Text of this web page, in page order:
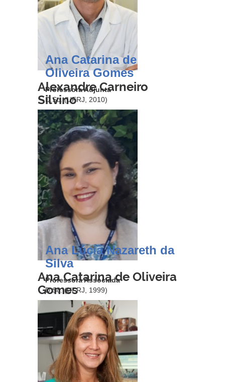
Alexandre Carneiro
Silvino
Ana Catarina de
Oliveira Gomes
Professora Adjunta
D.Sc. (UFRJ, 2010)
Ana Catarina de Oliveira
Gomes
Ana Lúcia Nazareth da
Silva
Professora Associada
D.Sc. (UFRJ, 1999)